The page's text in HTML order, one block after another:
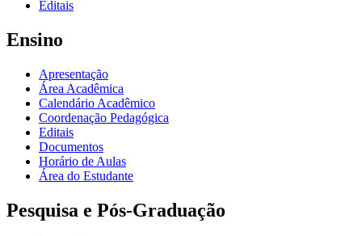
Editais
Ensino
Apresentação
Área Acadêmica
Calendário Acadêmico
Coordenação Pedagógica
Editais
Documentos
Horário de Aulas
Área do Estudante
Pesquisa e Pós-Graduação